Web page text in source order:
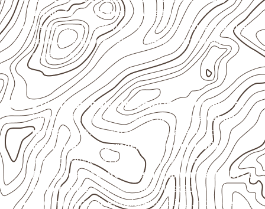
ventilado e com apoio nivelado.
Valide com o responsável técnico qualquer uso que
envolva carga, exposição intensa ou requisitos
específicos.
Usos profissionais do Compensado Naval
Móveis, divisórias e componentes de
marcenaria
técnica
, conforme exposição e acabamento.
Revestimentos, paredes, pisos e divisórias ,
quando compatíveis com a ficha técnica.
Aplicações emcarrocerias, implementos, trailers e
motorhomes, conforme especificação.
Uso industrial em embalagens, caixas, montagem e